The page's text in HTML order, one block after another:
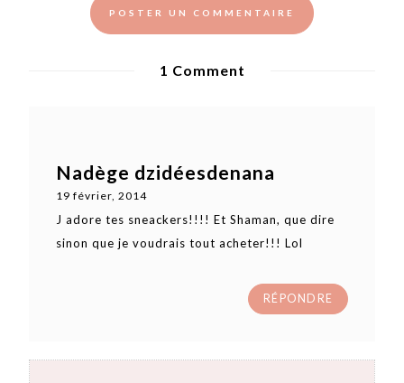
1 Comment
Nadège dzidéesdenana
19 février, 2014
J adore tes sneackers!!!! Et Shaman, que dire
sinon que je voudrais tout acheter!!! Lol
RÉPONDRE